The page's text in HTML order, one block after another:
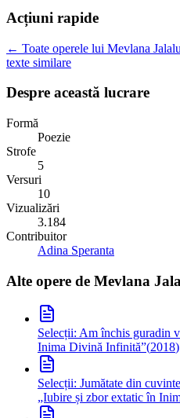
Acțiuni rapide
← Toate operele lui Mevlana
texte similare
Despre această lucrare
Formă
Poezie
Strofe
5
Versuri
10
Vizualizări
3.184
Contribuitor
Adina Speranta
Alte opere de Mevlana
Selecții: Am închis guradin
Inima Divină Infinită”(2018)
Selecții: Jumătate din
„Iubire și zbor extatic în